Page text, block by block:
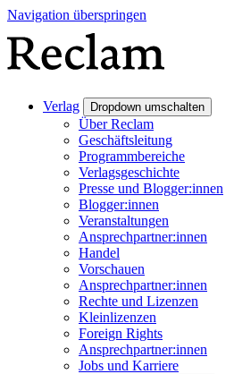
Navigation überspringen
Verlag Dropdown umschalten
Über Reclam
Geschäftsleitung
Programmbereiche
Verlagsgeschichte
Presse und Blogger:innen
Blogger:innen
Veranstaltungen
Ansprechpartner:innen
Handel
Vorschauen
Ansprechpartner:innen
Rechte und Lizenzen
Kleinlizenzen
Foreign Rights
Ansprechpartner:innen
Jobs und Karriere